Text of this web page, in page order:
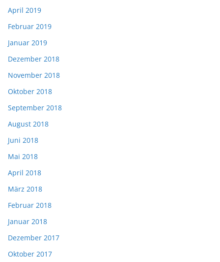
April 2019
Februar 2019
Januar 2019
Dezember 2018
November 2018
Oktober 2018
September 2018
August 2018
Juni 2018
Mai 2018
April 2018
März 2018
Februar 2018
Januar 2018
Dezember 2017
Oktober 2017